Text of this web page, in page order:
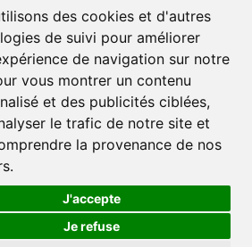
des cookies et d'autres
de suivi pour améliorer
de navigation sur notre
vous montrer un contenu
et des publicités ciblées,
le trafic de notre site et
la provenance de nos
J'accepte
Je refuse
Tous les droits sont réservés.
Newsletter